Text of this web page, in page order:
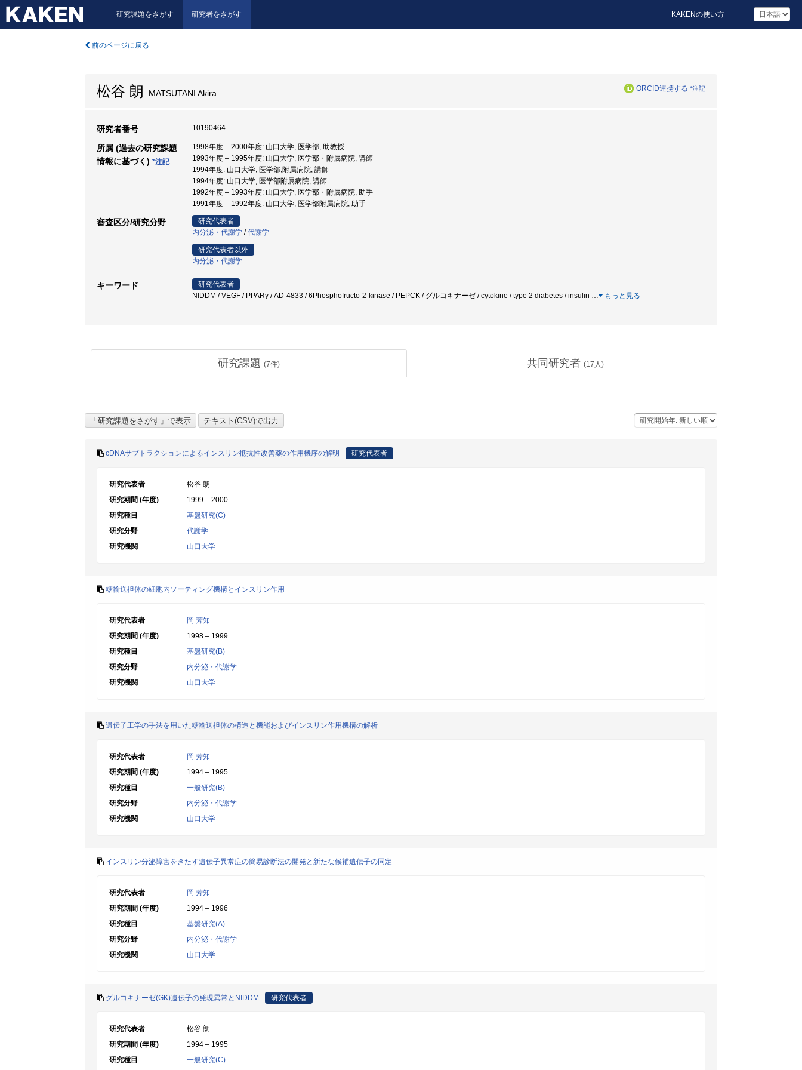
研究課題をさがす 研究者をさがす KAKENの使い方
前のページに戻る
松谷 朗 MATSUTANI Akira ORCID連携する *注記
研究者番号 10190464
所属 (過去の研究課題
情報に基づく) *注記
1998年度 – 2000年度: 山口大学, 医学部, 助教授
1993年度 – 1995年度: 山口大学, 医学部・附属病院, 講師
1994年度: 山口大学, 医学部,附属病院, 講師
1994年度: 山口大学, 医学部附属病院, 講師
1992年度 – 1993年度: 山口大学, 医学部・附属病院, 助手
1991年度 – 1992年度: 山口大学, 医学部附属病院, 助手
審査区分/研究分野
研究代表者
内分泌・代謝学 /代謝学
研究代表者以外
内分泌・代謝学
キーワード
研究代表者
NIDDM / VEGF / PPARγ / AD-4833 / 6Phosphofructo-2-kinase / PEPCK / グルコキナーゼ / cytokine / type 2 diabetes / insulin … もっと見る
研究課題 (7件) 共同研究者 (17 人)
cDNAサブトラクションによるインスリン抵抗性改善薬の作用機序の解明 研究代表者
研究代表者
松谷 朗
研究期間 (年度)
1999 – 2000
研究種目
基盤研究(C)
研究分野
代謝学
研究機関
山口大学
糖輸送担体の細胞内ソーティング機構とインスリン作用
研究代表者
岡 芳知
研究期間 (年度)
1998 – 1999
研究種目
基盤研究(B)
研究分野
内分泌・代謝学
研究機関
山口大学
遺伝子工学の手法を用いた糖輸送担体の構造と機能およびインスリン作用機構の解析
研究代表者
岡 芳知
研究期間 (年度)
1994 – 1995
研究種目
一般研究(B)
研究分野
内分泌・代謝学
研究機関
山口大学
インスリン分泌障害をきたす遺伝子異常症の簡易診断法の開発と新たな候補遺伝子の同定
研究代表者
岡 芳知
研究期間 (年度)
1994 – 1996
研究種目
基盤研究(A)
研究分野
内分泌・代謝学
研究機関
山口大学
グルコキナーゼ(GK)遺伝子の発現異常とNIDDM 研究代表者
研究代表者
松谷 朗
研究期間 (年度)
1994 – 1995
研究種目
一般研究(C)